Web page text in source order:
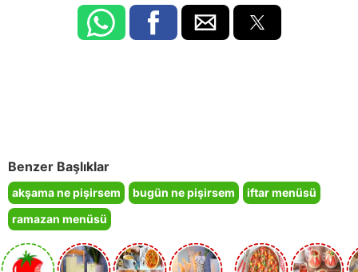
Benzer Başlıklar
akşama ne pişirsem bugün ne pişirsem
iftar menüsü
ramazan menüsü